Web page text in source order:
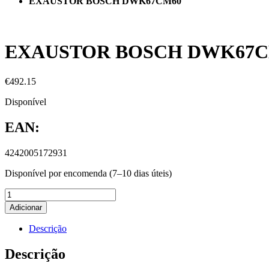
EXAUSTOR BOSCH
€492.15
Disponível
EAN:
4242005172931
Disponível por encomenda (7–10 dias úteis)
Adicionar
Descrição
Descrição